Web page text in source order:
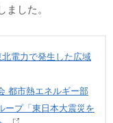
した。
電力で発生した広域
都市熱エネルギー部
ープ「東日本大震災を